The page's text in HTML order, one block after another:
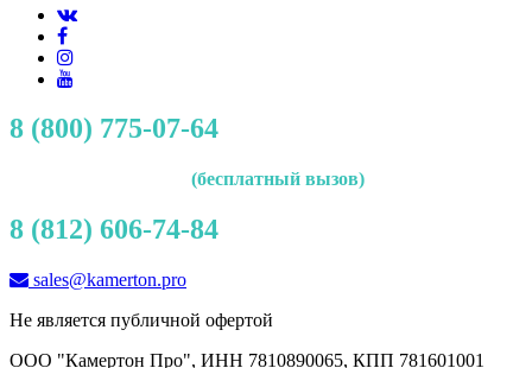
8 (800) 775-07-64
(бесплатный вызов)
8 (812) 606-74-84
sales@kamerton.pro
Не является публичной офертой
ООО "Камертон Про", ИНН 7810890065, КПП 781601001